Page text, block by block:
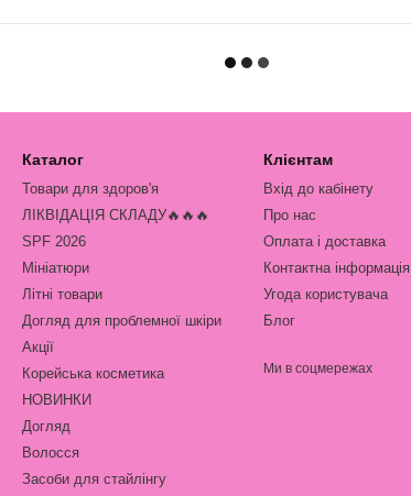
Каталог
Товари для здоров'я
ЛІКВІДАЦІЯ СКЛАДУ🔥🔥🔥
SPF 2026
Мініатюри
Літні товари
Догляд для проблемної шкіри
Акції
Корейська косметика
НОВИНКИ
Догляд
Волосся
Засоби для стайлінгу
Клієнтам
Вхід до кабінету
Про нас
Оплата і доставка
Контактна інформація
Угода користувача
Блог
Ми в соцмережах